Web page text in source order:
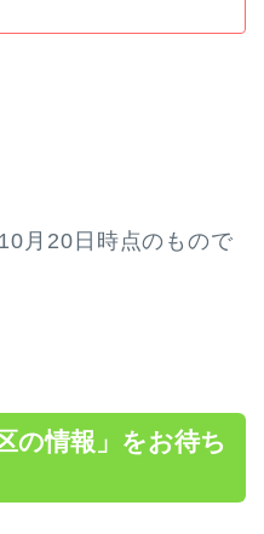
月20日時点のもので
の情報」をお待ち